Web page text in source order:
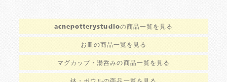
acnepotterystudioの商品一覧を見る
お皿の商品一覧を見る
マグカップ・湯呑みの商品一覧を見る